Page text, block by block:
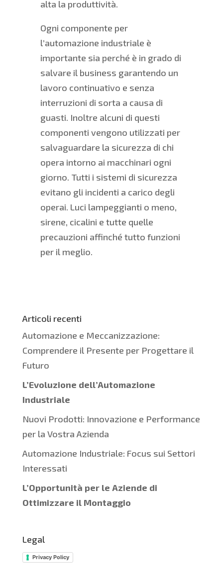
alta la produttività.
Ogni componente per
l’automazione industriale è
importante sia perché è in grado di
salvare il business garantendo un
lavoro continuativo e senza
interruzioni di sorta a causa di
guasti. Inoltre alcuni di questi
componenti vengono utilizzati per
salvaguardare la sicurezza di chi
opera intorno ai macchinari ogni
giorno. Tutti i sistemi di sicurezza
evitano gli incidenti a carico degli
operai. Luci lampeggianti o meno,
sirene, cicalini e tutte quelle
precauzioni affinché tutto funzioni
per il meglio.
Articoli recenti
Automazione e Meccanizzazione:
Comprendere il Presente per Progettare il
Futuro
L’Evoluzione dell’Automazione
Industriale
Nuovi Prodotti: Innovazione e Performance
per la Vostra Azienda
Automazione Industriale: Focus sui Settori
Interessati
L’Opportunità per le Aziende di
Ottimizzare il Montaggio
Legal
Privacy Policy